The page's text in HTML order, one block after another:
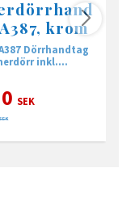
krom
Dörrhandtag
inkl.
SEK